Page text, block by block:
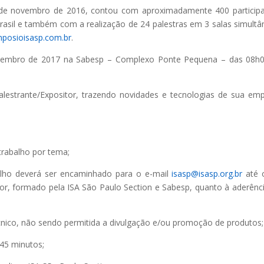
novembro de 2016, contou com aproximadamente 400
e também com a realização de 24 palestras em 3 salas
.
de 2017 na Sabesp – Complexo Ponte Pequena – das
Expositor, trazendo novidades e tecnologias de sua
por tema;
deverá ser encaminhado para o e-mailisasp@isasp.org.braté
formado pela ISA São Paulo Section e Sabesp, quanto à
não sendo permitida a divulgação e/ou promoção de produtos;
minutos;